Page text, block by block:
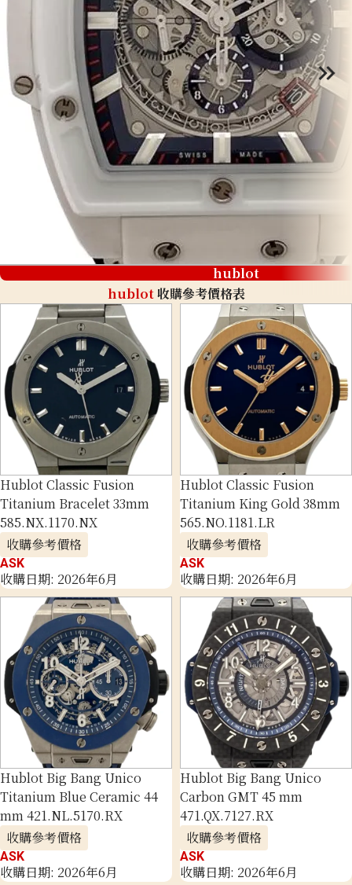
hublot
hublot收購參考價格表
Hublot Classic Fusion
Titanium Bracelet 33mm
585.NX.1170.NX
收購參考價格
ASK
收購日期: 2026年6月
Hublot Classic Fusion
Titanium King Gold 38mm
565.NO.1181.LR
收購參考價格
ASK
收購日期: 2026年6月
Hublot Big Bang Unico
Titanium Blue Ceramic 44
mm 421.NL.5170.RX
收購參考價格
ASK
收購日期: 2026年6月
Hublot Big Bang Unico
Carbon GMT 45 mm
471.QX.7127.RX
收購參考價格
ASK
收購日期: 2026年6月